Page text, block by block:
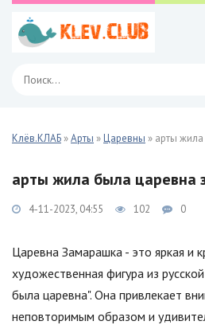
Клёв.КЛАБ »Арты »Царевны » арты
арты жила была царевна
4-11-2023, 04:55 102 0
Царевна Замарашка - это яркая и
художественная фигура из
была царевна". Она привлекает
неповторимым образом и